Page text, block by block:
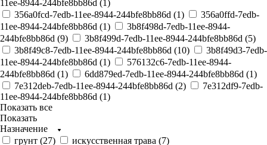
11ee-8944-244bfe8bb86d (1 )
356a0fcd-7edb-11ee-8944-244bfe8bb86d (1)
356a0ffd-7edb-
11ee-8944-244bfe8bb86d (1)
3b8f498d-7edb-11ee-8944-
244bfe8bb86d (9) 3b8f499d-7edb-11ee-8944-244bfe8bb86d (5)
3b8f49c8-7edb-11ee-8944-244bfe8bb86d (10)
3b8f49d3-7edb-
11ee-8944-244bfe8bb86d (1)
576132c6-7edb-11ee-8944-
244bfe8bb86d (1) 6dd879ed-7edb-11ee-8944-244bfe8bb86d (1)
7e312deb-7edb-11ee-8944-244bfe8bb86d (2)
7e312df9-7edb-
11ee-8944-244bfe8bb86d (1)
Показать все
Показать
Назначение
грунт (27) искусственная трава (7)